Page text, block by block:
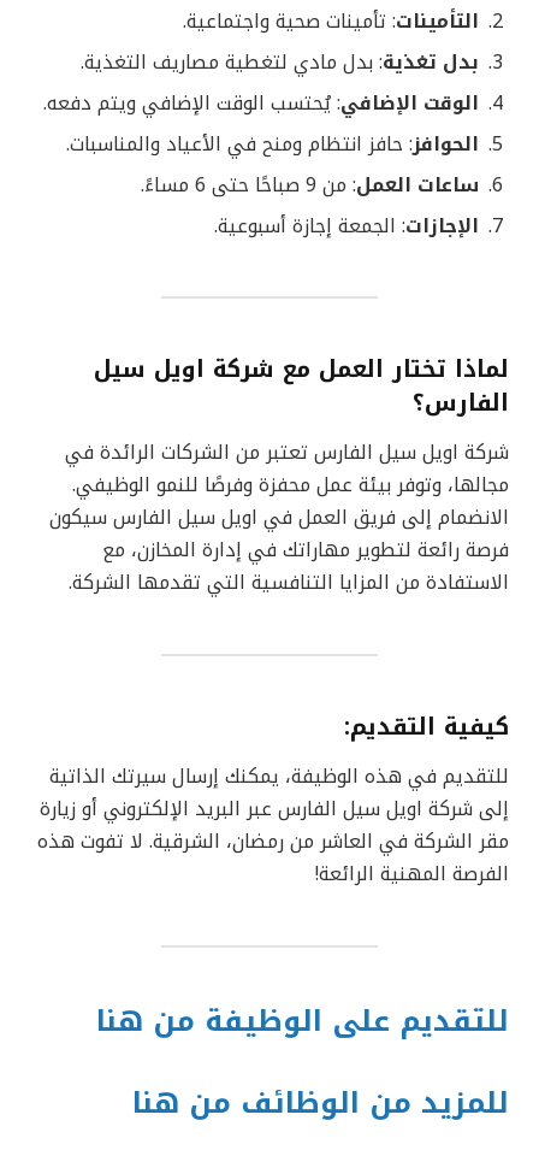
التأمينات: تأمينات صحية واجتماعية.
بدل تغذية: بدل مادي لتغطية مصاريف التغذية.
الوقت الإضافي: يُحتسب الوقت الإضافي ويتم دفعه.
الحوافز: حافز انتظام ومنح في الأعياد والمناسبات.
ساعات العمل: من 9 صباحًا حتى 6 مساءً.
الإجازات: الجمعة إجازة أسبوعية.
لماذا تختار العمل مع شركة اويل سيل
الفارس؟
شركة اويل سيل الفارس تعتبر من الشركات الرائدة في
مجالها، وتوفر بيئة عمل محفزة وفرصًا للنمو الوظيفي.
الانضمام إلى فريق العمل في اويل سيل الفارس سيكون
فرصة رائعة لتطوير مهاراتك في إدارة المخازن، مع
الاستفادة من المزايا التنافسية التي تقدمها الشركة.
كيفية التقديم:
للتقديم في هذه الوظيفة، يمكنك إرسال سيرتك الذاتية
إلى شركة اويل سيل الفارس عبر البريد الإلكتروني أو زيارة
مقر الشركة في العاشر من رمضان، الشرقية. لا تفوت هذه
الفرصة المهنية الرائعة!
للتقديم على الوظيفة من هنا
للمزيد من الوظائف من هنا